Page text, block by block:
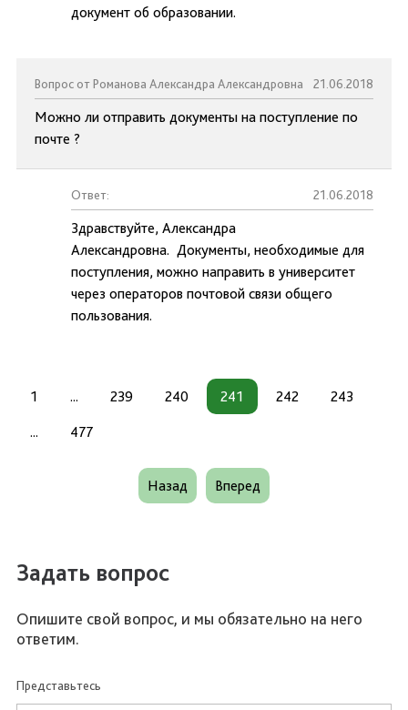
документ об образовании.
Вопрос от Романова Александра Александровна 21.06.2018
Можно ли отправить документы на поступление по
почте ?
Ответ: 21.06.2018
Здравствуйте, Александра
Александровна. Документы, необходимые для
поступления, можно направить в университет
через операторов почтовой связи общего
пользования.
1 ... 239 240 241 242 243
... 477
Назад Вперед
Задать вопрос
Опишите свой вопрос, и мы обязательно на него
ответим.
Представьтесь